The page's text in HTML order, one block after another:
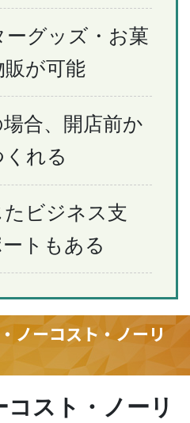
ーグッズ・お菓
が可能
合、開店前か
れる
ビジネス支
トもある
ノーコスト・ノーリ
スト・ノーリ